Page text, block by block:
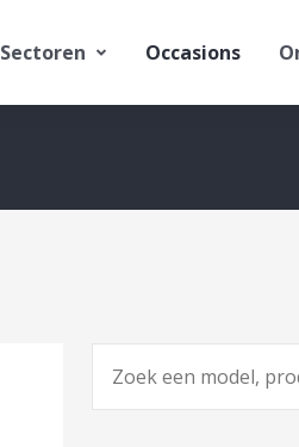
Sectoren Occasions
Zoeken